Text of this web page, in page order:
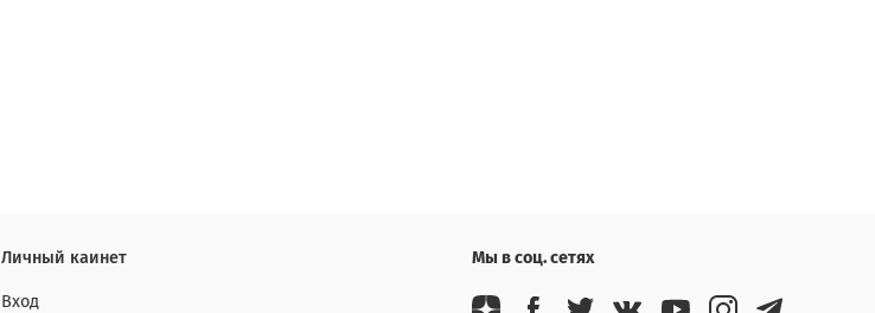
Личный каинет
Вход
Мы в соц. сетях